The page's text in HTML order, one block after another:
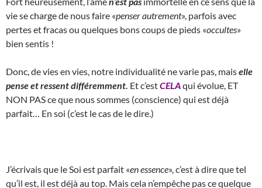
vie se charge de nous faire «penser autrement», parfois avec
pertes et fracas ou quelques bons coups de pieds «occultes»
bien sentis !
Donc, de vies en vies, notre individualité ne varie pas, maiselle
pense et ressent différemment. Et c’estCELAqui évolue, ET
NON PAS ce que nous sommes (conscience) qui est déjà
parfait… En soi (c’est le cas de le dire.)
J’écrivais que le Soi est parfait «en essence», c’est à dire que tel
qu’il est, il est déjà au top. Mais cela n’empêche pas ce quelque